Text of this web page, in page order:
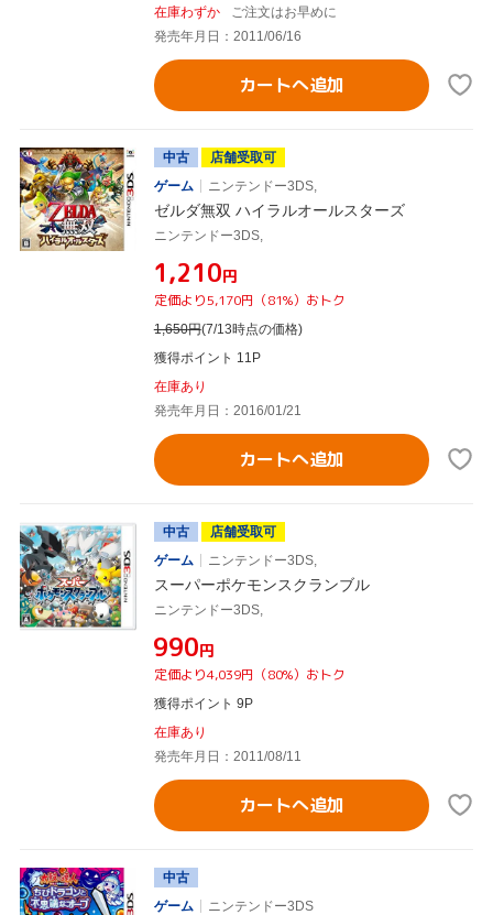
在庫わずか
ご注文はお早めに
発売年月日：2011/06/16
カートへ追加
中古
店舗受取可
ゲーム
ニンテンドー3DS,
ゼルダ無双 ハイラルオールスターズ
ニンテンドー3DS,
¥1,210円
定価より5,170円（81%）おトク
1,650円(7/13時点の価格)
獲得ポイント 11P
在庫あり
発売年月日：2016/01/21
カートへ追加
中古
店舗受取可
ゲーム
ニンテンドー3DS,
スーパーポケモンスクランブル
ニンテンドー3DS,
¥990円
定価より4,039円（80%）おトク
獲得ポイント 9P
在庫あり
発売年月日：2011/08/11
カートへ追加
中古
ゲーム
ニンテンドー3DS